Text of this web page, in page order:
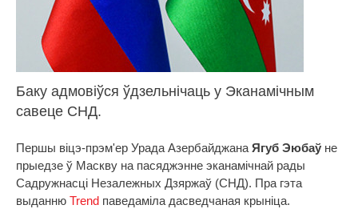
Баку адмовіўся ўдзельнічаць у Эканамічным
савеце СНД.
Першы віцэ-прэм'ер Урада Азербайджана Ягуб Эюбаў не
прыедзе ў Маскву на пасяджэнне эканамічнай рады
Садружнасці Незалежных Дзяржаў (СНД). Пра гэта
выданню Trend паведаміла дасведчаная крыніца.